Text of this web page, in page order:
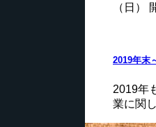
（日）
2019年末
2019年
業に関